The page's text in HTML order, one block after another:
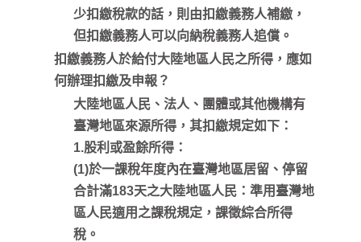
少扣繳稅款的話，則由扣繳義務人補繳，
但扣繳義務人可以向納稅義務人追償。
扣繳義務人於給付大陸地區人民之所得，應如
何辦理扣繳及申報？
大陸地區人民、法人、團體或其他機構有
臺灣地區來源所得，其扣繳規定如下：
1.股利或盈餘所得：
(1)於一課稅年度內在臺灣地區居留、停留
合計滿183天之大陸地區人民：準用臺灣地
區人民適用之課稅規定，課徵綜合所得
稅。